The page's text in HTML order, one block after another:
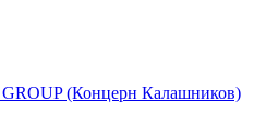
(Концерн Калашников)